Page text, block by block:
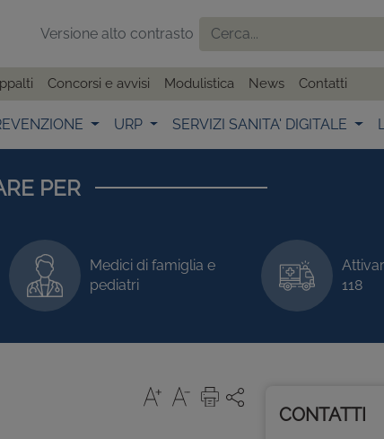
Versione alto contrasto
Concorsi e avvisi Modulistica News Contatti
URP SERVIZI SANITA' DIGITALE
PER
Medici di famiglia e
pediatri
118
CONTATTI